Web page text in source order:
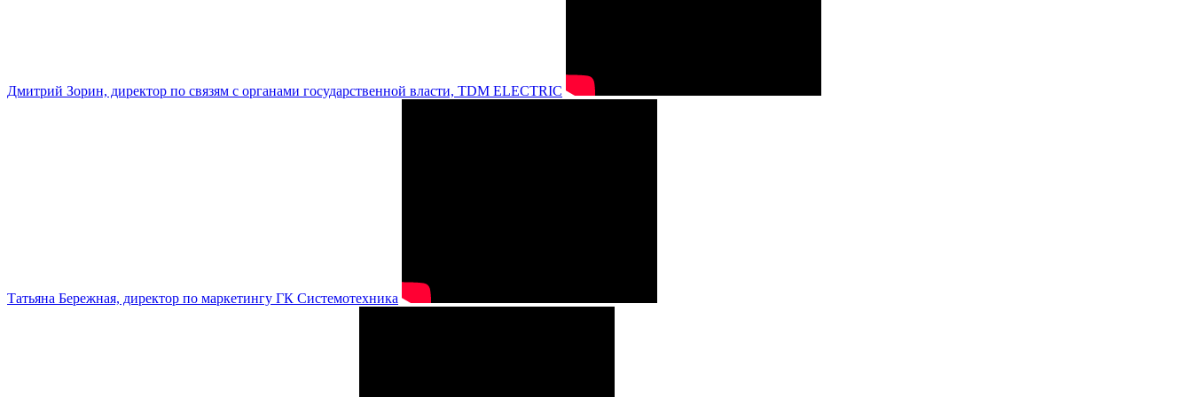
Дмитрий Зорин, директор по связям с органами государственной власти, TDM ELECTRIC
Татьяна Бережная, директор по маркетингу ГК Системотехника